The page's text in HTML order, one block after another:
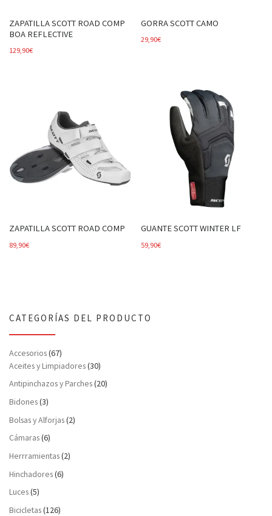
ZAPATILLA SCOTT ROAD COMP
BOA REFLECTIVE
129,90€
GORRA SCOTT CAMO
29,90€
ZAPATILLA SCOTT ROAD COMP
89,90€
GUANTE SCOTT WINTER LF
59,90€
CATEGORÍAS DEL PRODUCTO
Accesorios(67)
Aceites y Limpiadores(30)
Antipinchazos y Parches(20)
Bidones(3)
Bolsas y Alforjas(2)
Cámaras(6)
Herrramientas(2)
Hinchadores(6)
Luces(5)
Bicicletas(126)